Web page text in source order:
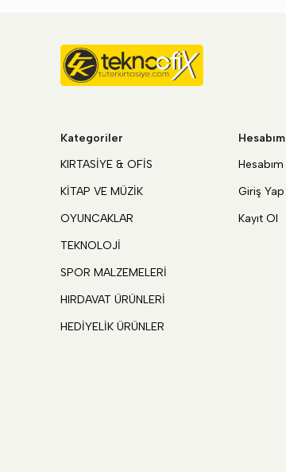
Kategoriler
KIRTASİYE & OFİS
KİTAP VE MÜZİK
OYUNCAKLAR
TEKNOLOJİ
SPOR MALZEMELERİ
HIRDAVAT ÜRÜNLERİ
HEDİYELİK ÜRÜNLER
Hesabım
Hesabım
Giriş Yap
Kayıt Ol